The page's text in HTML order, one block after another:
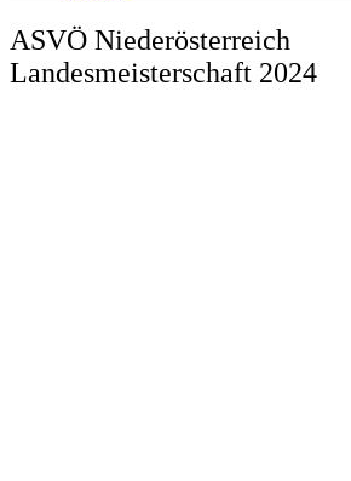
ASVÖ Niederösterreich
Landesmeisterschaft 2024